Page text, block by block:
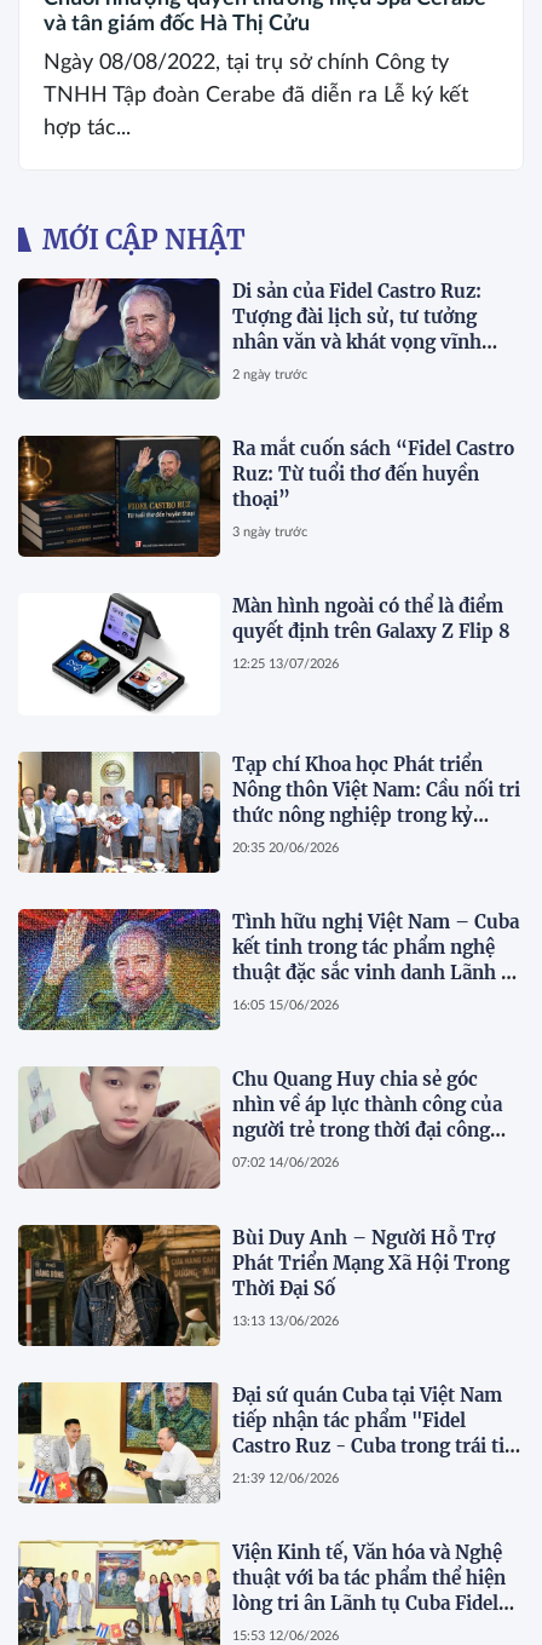
và tân giám đốc Hà Thị Cửu
Ngày 08/08/2022, tại trụ sở chính Công ty
TNHH Tập đoàn Cerabe đã diễn ra Lễ ký kết
hợp tác...
MỚI CẬP NHẬT
Di sản của Fidel Castro Ruz:
Tượng đài lịch sử, tư tưởng
nhân văn và khát vọng vĩnh
hằng
2 ngày trước
Ra mắt cuốn sách “Fidel Castro
Ruz: Từ tuổi thơ đến huyền
thoại”
3 ngày trước
Màn hình ngoài có thể là điểm
quyết định trên Galaxy Z Flip 8
12:25 13/07/2026
Tạp chí Khoa học Phát triển
Nông thôn Việt Nam: Cầu nối tri
thức nông nghiệp trong kỷ
nguyên số
20:35 20/06/2026
Tình hữu nghị Việt Nam – Cuba
kết tinh trong tác phẩm nghệ
thuật đặc sắc vinh danh Lãnh tụ
Fidel Castro
16:05 15/06/2026
Chu Quang Huy chia sẻ góc
nhìn về áp lực thành công của
người trẻ trong thời đại công
nghệ số
07:02 14/06/2026
Bùi Duy Anh – Người Hỗ Trợ
Phát Triển Mạng Xã Hội Trong
Thời Đại Số
13:13 13/06/2026
Đại sứ quán Cuba tại Việt Nam
tiếp nhận tác phẩm "Fidel
Castro Ruz - Cuba trong trái tim
người Việt"
21:39 12/06/2026
Viện Kinh tế, Văn hóa và Nghệ
thuật với ba tác phẩm thể hiện
lòng tri ân Lãnh tụ Cuba Fidel
Castro Ruz
15:53 12/06/2026